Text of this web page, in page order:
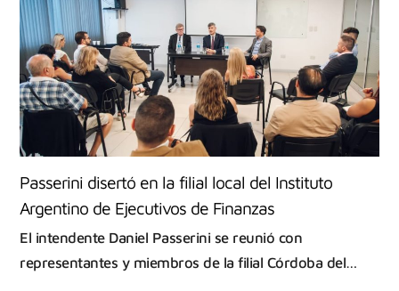
Passerini disertó en la filial local del Instituto
Argentino de Ejecutivos de Finanzas
El intendente Daniel Passerini se reunió con
representantes y miembros de la filial Córdoba del…